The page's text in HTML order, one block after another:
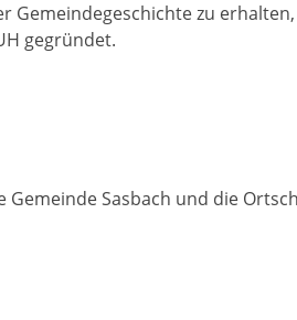
Gemeindegeschichte zu
gegründet.
Sasbach und die